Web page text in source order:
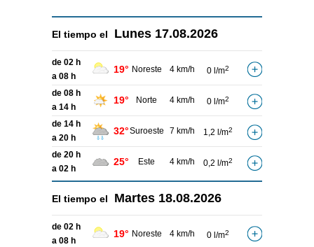
El tiempo el Lunes 17.08.2026
de 02 h
a 08 h
19° Noreste 4 km/h 0 l/m2
de 08 h
a 14 h
19° Norte 4 km/h 0 l/m2
de 14 h
a 20 h
32°Suroeste 7 km/h 1,2 l/m2
de 20 h
a 02 h
25° Este 4 km/h 0,2 l/m2
El tiempo el Martes 18.08.2026
de 02 h
a 08 h
19° Noreste 4 km/h 0 l/m2